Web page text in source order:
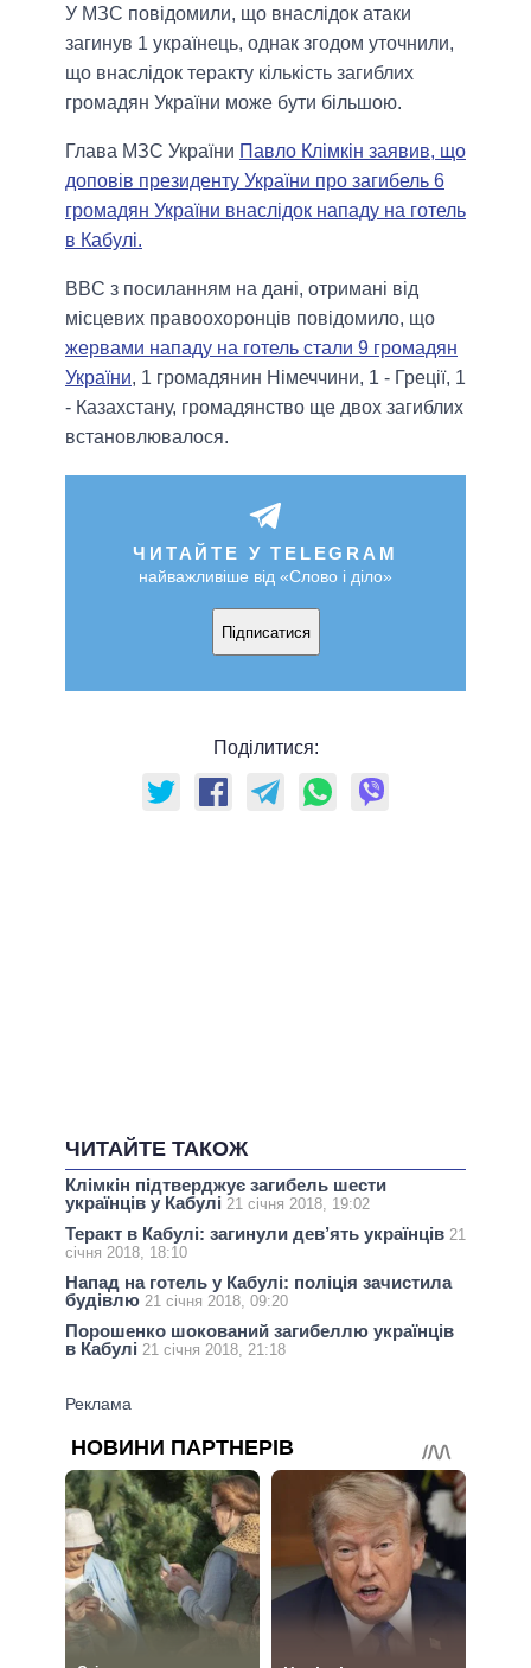
У МЗС повідомили, що внаслідок атаки
загинув 1 українець, однак згодом уточнили,
що внаслідок теракту кількість загиблих
громадян України може бути більшою.
Глава МЗС України Павло Клімкін заявив, що
доповів президенту України про загибель 6
громадян України внаслідок нападу на готель
в Кабулі.
BBC з посиланням на дані, отримані від
місцевих правоохоронців повідомило, що
жервами нападу на готель стали 9 громадян
України, 1 громадянин Німеччини, 1 - Греції, 1
- Казахстану, громадянство ще двох загиблих
встановлювалося.
ЧИТАЙТЕ У TELEGRAM
найважливіше від «Слово і діло»
Підписатися
Поділитися:
ЧИТАЙТЕ ТАКОЖ
Клімкін підтверджує загибель шести
українців у Кабулі 21 січня 2018, 19:02
Теракт в Кабулі: загинули дев’ять українців 21
січня 2018, 18:10
Напад на готель у Кабулі: поліція зачистила
будівлю 21 січня 2018, 09:20
Порошенко шокований загибеллю українців
в Кабулі 21 січня 2018, 21:18